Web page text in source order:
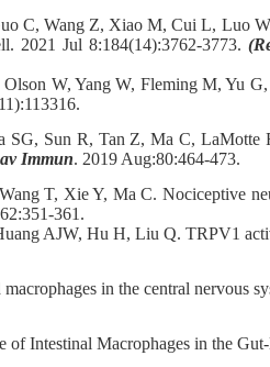
C, Wang Z, Xiao M, Cui L, Luo
2021 Jul 8:184(14):3762-3773.
W, Yang W, Fleming M, Yu
SG, Sun R, Tan Z, Ma C,
Immun. 2019 Aug:80:464-473.
T, Xie Y, Ma C. Nociceptive
361.
AJW, Hu H, Liu Q. TRPV1
in the central nervous
of Intestinal Macrophages in the